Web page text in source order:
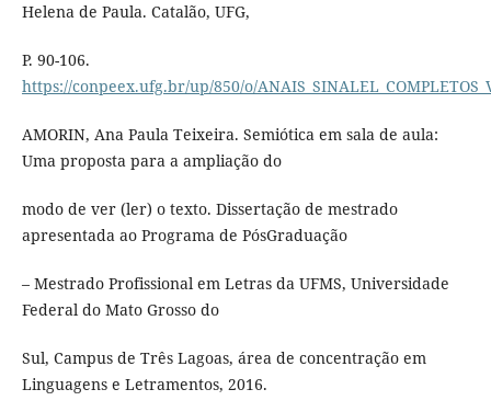
Helena de Paula. Catalão, UFG,
P. 90-106.
https://conpeex.ufg.br/up/850/o/
AMORIN, Ana Paula Teixeira. Semiótica em sala de aula:
Uma proposta para a ampliação do
modo de ver (ler) o texto. Dissertação de mestrado
apresentada ao Programa de PósGraduação
– Mestrado Profissional em Letras da UFMS, Universidade
Federal do Mato Grosso do
Sul, Campus de Três Lagoas, área de concentração em
Linguagens e Letramentos, 2016.